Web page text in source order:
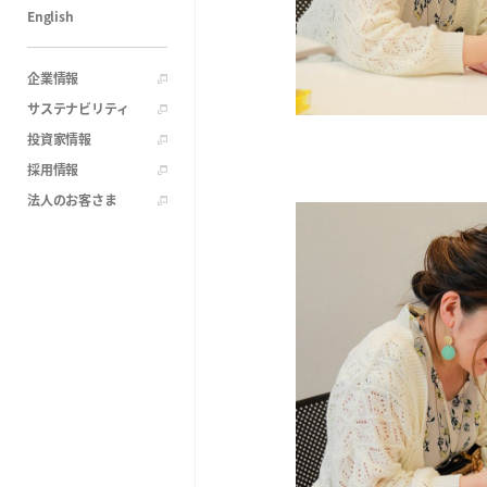
English
企業情報
サステナビリティ
投資家情報
採用情報
法人のお客さま